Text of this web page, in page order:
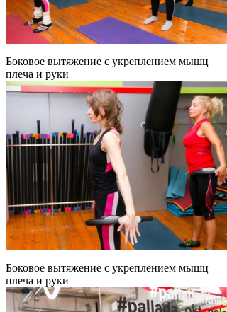
Боковое вытяжение с укреплением мышц
плеча и руки
Боковое вытяжение с укреплением мышц
плеча и руки